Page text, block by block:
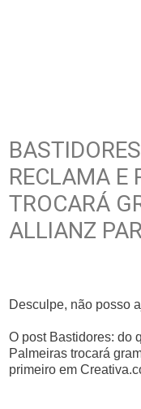
RECLAMA E
TROCARÁ
ALLIANZ
Desculpe, não posso
O post Bastidores: do
Palmeiras trocará
primeiro em